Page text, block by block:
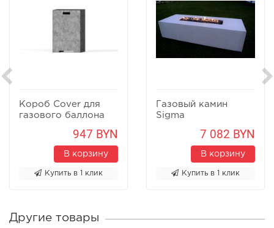
Короб Cover для
газового баллона
947 BYN
В корзину
Купить в 1 клик
Газовый камин
Sigma
7 082 BYN
В корзину
Купить в 1 клик
Другие товары